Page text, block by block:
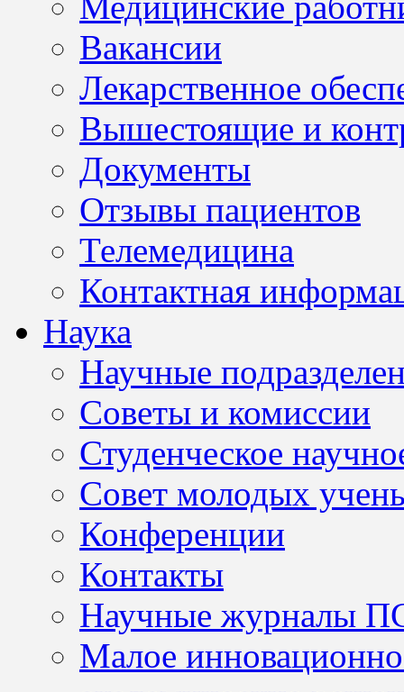
Вакансии
Лекарственное
Вышестоящие и
Документы
Отзывы пациентов
Телемедицина
Контактная
Наука
Научные
Советы и комиссии
Студенческое
Совет молодых
Конференции
Контакты
Научные журналы
Малое